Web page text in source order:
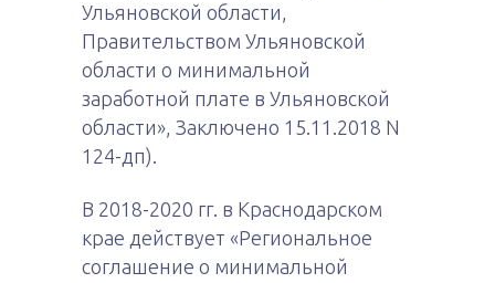
Ульяновской области,
Правительством Ульяновской
области о минимальной
заработной плате в Ульяновской
области», Заключено 15.11.2018 N
124-дп).
В 2018-2020 гг. в Краснодарском
крае действует «Региональное
соглашение о минимальной